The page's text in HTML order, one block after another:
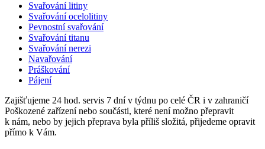
Svařování litiny
Svařování ocelolitiny
Pevnostní svařování
Svařování titanu
Svařování nerezi
Navařování
Práškování
Pájení
Zajišťujeme 24 hod. servis 7 dní v týdnu po celé ČR i v zahraničí
Poškozené zařízení nebo součásti, které není možno přepravit
k nám, nebo by jejich přeprava byla příliš složitá, přijedeme opravit
přímo k Vám.